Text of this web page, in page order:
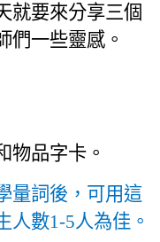
就要來分享三個
們一些靈感 。
物品字卡 。
量詞後，可用這
人數1-5人為佳。